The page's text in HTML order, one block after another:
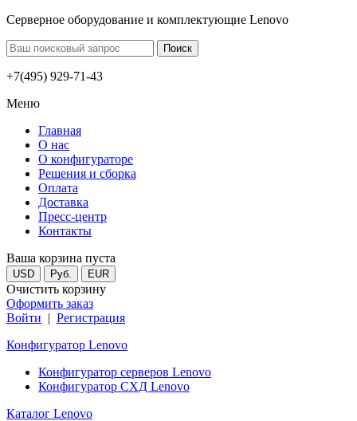
Серверное оборудование и комплектующие Lenovo
+7(495) 929-71-43
Меню
Главная
О нас
О конфигураторе
Решения и сборка
Оплата
Доставка
Пресс-центр
Контакты
Ваша корзина пуста
USD Руб. EUR
Очистить корзину
Оформить заказ
Войти | Регистрация
Конфигуратор Lenovo
Конфигуратор серверов Lenovo
Конфигуратор СХД Lenovo
Каталог Lenovo